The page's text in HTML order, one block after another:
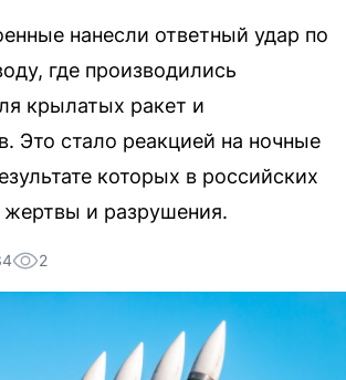
нанесли ответный удар по
где производились
крылатых ракет и
Это стало реакцией на ночные
которых в российских
жертвы и разрушения.
2